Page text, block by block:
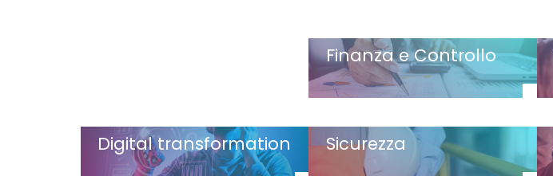
Finanza e Controllo
Digital transformation Sicurezza